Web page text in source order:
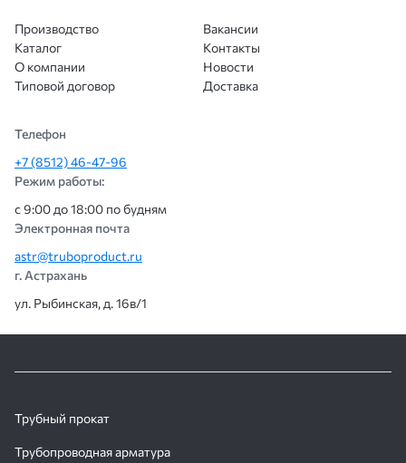
Производство
Каталог
О компании
Типовой договор
Вакансии
Контакты
Новости
Доставка
Телефон
+7 (8512) 46-47-96
Режим работы:
с 9:00 до 18:00 по будням
Электронная почта
astr@truboproduct.ru
г. Астрахань
ул. Рыбинская, д. 16в/1
Трубный прокат
Трубопроводная арматура